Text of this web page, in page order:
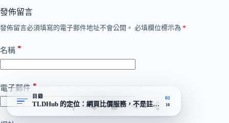
發佈留言
發佈留言必須填寫的電子郵件地址不會公開。 必填欄位標示為 *
名稱 *
電子郵件 *
目錄
TLDHub 的定位：網頁比價服務，不是註冊商
01
10